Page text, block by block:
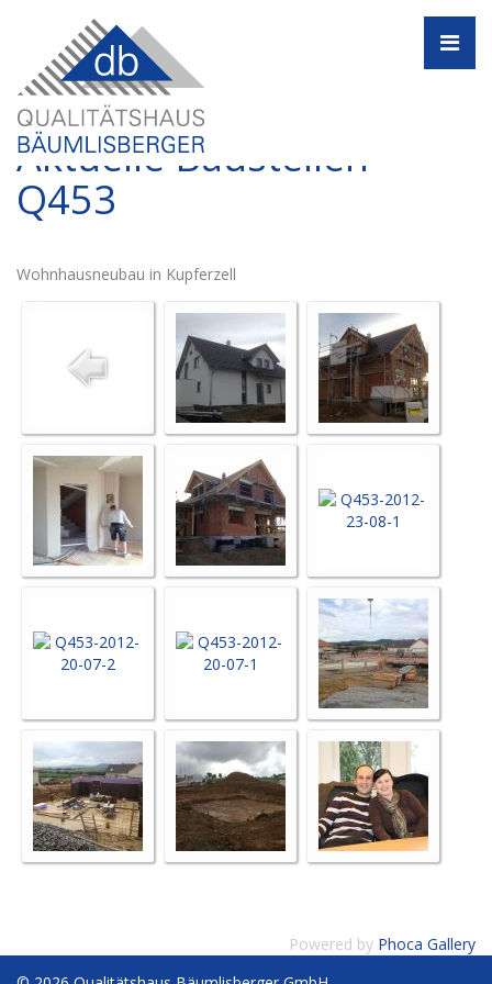
Aktuelle Baustellen -
Q453
Wohnhausneubau in Kupferzell
Powered by Phoca Gallery